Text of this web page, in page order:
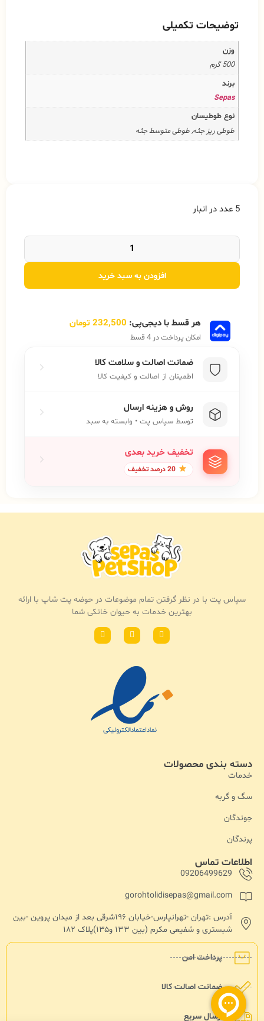
توضیحات تکمیلی
وزن
500 گرم
برند
Sepas
نوع طوطیسان
طوطی ریز جثه, طوطی متوسط جثه
5 عدد در انبار
افزودن به سبد خرید
هر قسط با دیجی‌پی: 232,500تومان
امکان پرداخت در 4 قسط
ضمانت اصالت و سلامت کالا
اطمینان از اصالت و کیفیت کالا
روش و هزینه ارسال
توسط سپاس پت • وابسته به سبد
تخفیف خرید بعدی
20 درصد تخفیف
پرداخت امن
ضمانت اصالت کالا
ارسال سریع
اطلاعات تماس
09206499629
gorohtolidisepas@gmail.com
آدرس :تهران -تهرانپارس-خیابان ۱۹۶شرقی بعد از میدان پروین -بین
شبستری و شفیعی مکرم (بین ۱۳۳ و۱۳۵)پلاک ۱۸۲
دسته بندی محصولات
خدمات
سگ و گربه
جوندگان
پرندگان
سپاس پت با در نظر گرفتن تمام موضوعات در حوضه پت شاپ با ارائه
بهترین خدمات به حیوان خانکی شما